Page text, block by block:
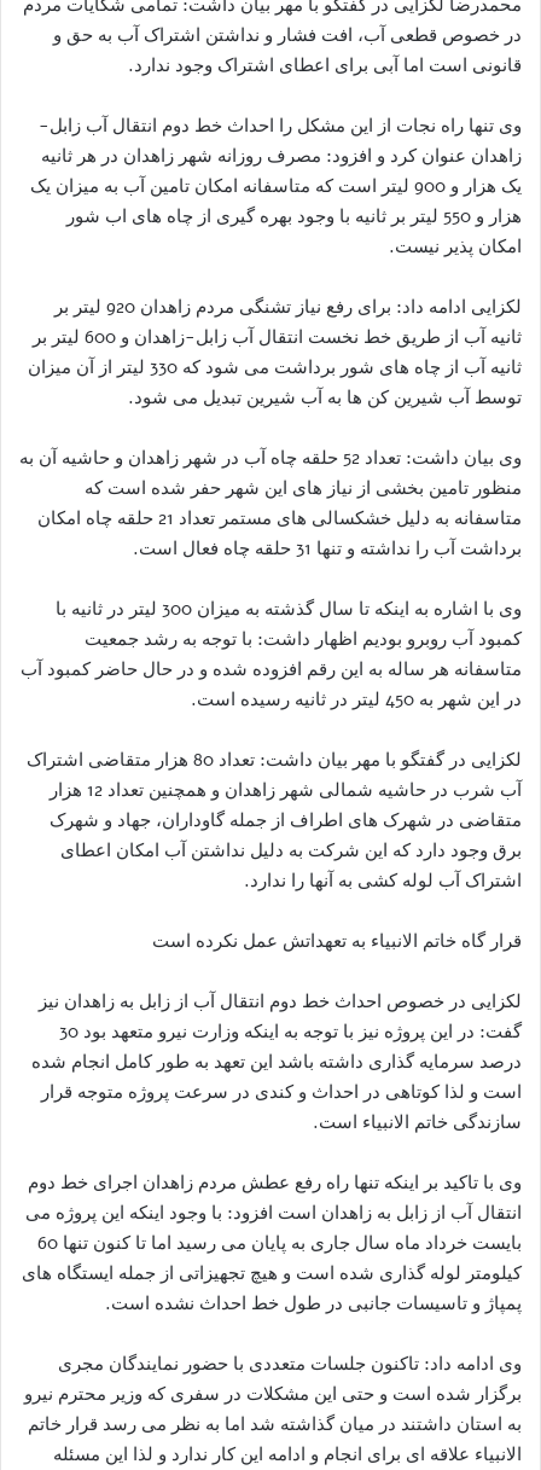
در خصوص قطعی آب، افت فشار و نداشتن اشتراک آب به حق و
قانونی است اما آبی برای اعطای اشتراک وجود ندارد.
وی تنها راه نجات از این مشکل را احداث خط دوم انتقال آب زابل-
زاهدان عنوان کرد و افزود: مصرف روزانه شهر زاهدان در هر ثانیه
یک هزار و 900 لیتر است که متاسفانه امکان تامین آب به میزان یک
هزار و 550 لیتر بر ثانیه با وجود بهره گیری از چاه های اب شور
امکان پذیر نیست.
لکزایی ادامه داد: برای رفع نیاز تشنگی مردم زاهدان 920 لیتر بر
ثانیه آب از طریق خط نخست انتقال آب زابل-زاهدان و 600 لیتر بر
ثانیه آب از چاه های شور برداشت می شود که 330 لیتر از آن میزان
توسط آب شیرین کن ها به آب شیرین تبدیل می شود.
وی بیان داشت: تعداد 52 حلقه چاه آب در شهر زاهدان و حاشیه آن به
منظور تامین بخشی از نیاز های این شهر حفر شده است که
متاسفانه به دلیل خشکسالی های مستمر تعداد 21 حلقه چاه امکان
برداشت آب را نداشته و تنها 31 حلقه چاه فعال است.
وی با اشاره به اینکه تا سال گذشته به میزان 300 لیتر در ثانیه با
کمبود آب روبرو بودیم اظهار داشت: با توجه به رشد جمعیت
متاسفانه هر ساله به این رقم افزوده شده و در حال حاضر کمبود آب
در این شهر به 450 لیتر در ثانیه رسیده است.
لکزایی در گفتگو با مهر بیان داشت: تعداد 80 هزار متقاضی اشتراک
آب شرب در حاشیه شمالی شهر زاهدان و همچنین تعداد 12 هزار
متقاضی در شهرک های اطراف از جمله گاوداران، جهاد و شهرک
برق وجود دارد که این شرکت به دلیل نداشتن آب امکان اعطای
اشتراک آب لوله کشی به آنها را ندارد.
قرار گاه خاتم الانبیاء به تعهداتش عمل نکرده است
لکزایی در خصوص احداث خط دوم انتقال آب از زابل به زاهدان نیز
گفت: در این پروژه نیز با توجه به اینکه وزارت نیرو متعهد بود 30
درصد سرمایه گذاری داشته باشد این تعهد به طور کامل انجام شده
است و لذا کوتاهی در احداث و کندی در سرعت پروژه متوجه قرار
سازندگی خاتم الانبیاء است.
وی با تاکید بر اینکه تنها راه رفع عطش مردم زاهدان اجرای خط دوم
انتقال آب از زابل به زاهدان است افزود: با وجود اینکه این پروژه می
بایست خرداد ماه سال جاری به پایان می رسید اما تا کنون تنها 60
کیلومتر لوله گذاری شده است و هیچ تجهیزاتی از جمله ایستگاه های
پمپاژ و تاسیسات جانبی در طول خط احداث نشده است.
وی ادامه داد: تاکنون جلسات متعددی با حضور نمایندگان مجری
برگزار شده است و حتی این مشکلات در سفری که وزیر محترم نیرو
به استان داشتند در میان گذاشته شد اما به نظر می رسد قرار خاتم
الانبیاء علاقه ای برای انجام و ادامه این کار ندارد و لذا این مسئله